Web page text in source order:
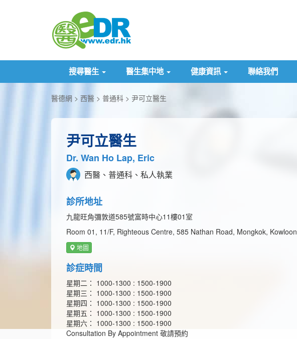
搜尋醫生 醫生集中地 健康資訊 聯絡我們
醫德網 西醫 普通科 尹可立醫生
尹可立醫生
Dr. Wan Ho Lap, Eric
西醫、普通科、私人執業
診所地址
九龍旺角彌敦道585號富時中心11樓01室
Room 01, 11/F, Righteous Centre, 585 Nathan Road, Mongkok, Kowloon
地圖
診症時間
星期二： 1000-1300 : 1500-1900
星期三： 1000-1300 : 1500-1900
星期四： 1000-1300 : 1500-1900
星期五： 1000-1300 : 1500-1900
星期六： 1000-1300 : 1500-1900
Consultation By Appointment 敬請預約